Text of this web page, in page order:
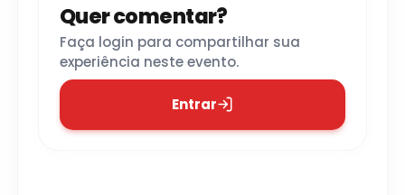
Quer comentar?
Faça login para compartilhar sua
experiência neste evento.
Entrar